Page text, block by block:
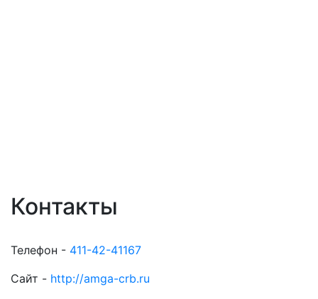
Контакты
Телефон - 411-42-41167
Сайт - http://amga-crb.ru